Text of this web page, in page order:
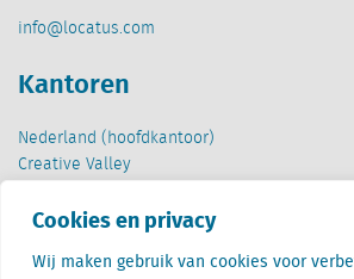
Cookies en privacy
Wij maken gebruik van cookies voor
info@locatus.com
Kantoren
Nederland (hoofdkantoor)
Creative Valley
3511 ED Utrecht
België